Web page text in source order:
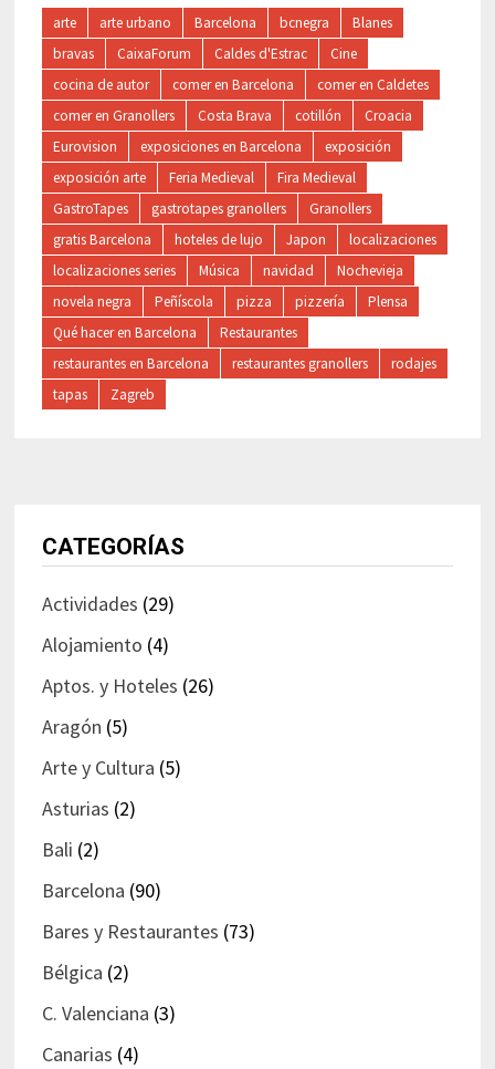
arte arte urbano Barcelona bcnegra
Blanes
bravas
CaixaForum Caldes d'Estrac
Cine
cocina de autor
comer en Barcelona
comer en Caldetes
comer en Granollers
Costa Brava cotillón
Croacia
Eurovision
exposiciones en Barcelona
exposición
exposición arte
Feria Medieval
Fira Medieval
GastroTapes
gastrotapes granollers
Granollers
gratis Barcelona
hoteles de lujo Japon
localizaciones
localizaciones series
Música navidad
Nochevieja
novela negra
Peñíscola pizza pizzería
Plensa
Qué hacer en Barcelona
Restaurantes
restaurantes en Barcelona
restaurantes granollers
rodajes
tapas
Zagreb
CATEGORÍAS
Actividades (29)
Alojamiento (4)
Aptos. y Hoteles (26)
Aragón (5)
Arte y Cultura (5)
Asturias (2)
Bali (2)
Barcelona (90)
Bares y Restaurantes (73)
Bélgica (2)
C. Valenciana (3)
Canarias (4)